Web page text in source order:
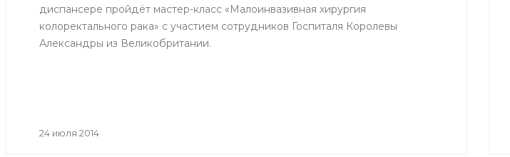
диспансере пройдёт мастер-класс «Малоинвазивная хирургия
колоректального рака» с участием сотрудников Госпиталя Королевы
Александры из Великобритании.
24 июля 2014